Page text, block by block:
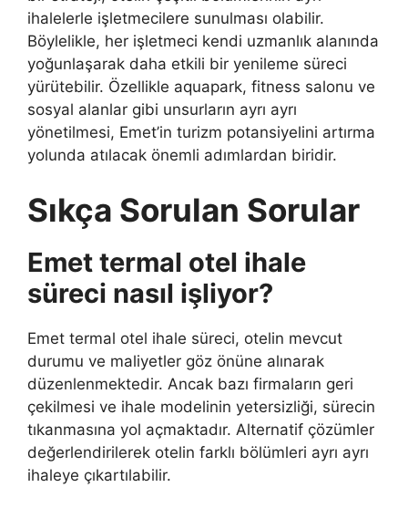
ihalelerle işletmecilere sunulması olabilir.
Böylelikle, her işletmeci kendi uzmanlık alanında
yoğunlaşarak daha etkili bir yenileme süreci
yürütebilir. Özellikle aquapark, fitness salonu ve
sosyal alanlar gibi unsurların ayrı ayrı
yönetilmesi, Emet’in turizm potansiyelini artırma
yolunda atılacak önemli adımlardan biridir.
Sıkça Sorulan Sorular
Emet termal otel ihale
süreci nasıl işliyor?
Emet termal otel ihale süreci, otelin mevcut
durumu ve maliyetler göz önüne alınarak
düzenlenmektedir. Ancak bazı firmaların geri
çekilmesi ve ihale modelinin yetersizliği, sürecin
tıkanmasına yol açmaktadır. Alternatif çözümler
değerlendirilerek otelin farklı bölümleri ayrı ayrı
ihaleye çıkartılabilir.